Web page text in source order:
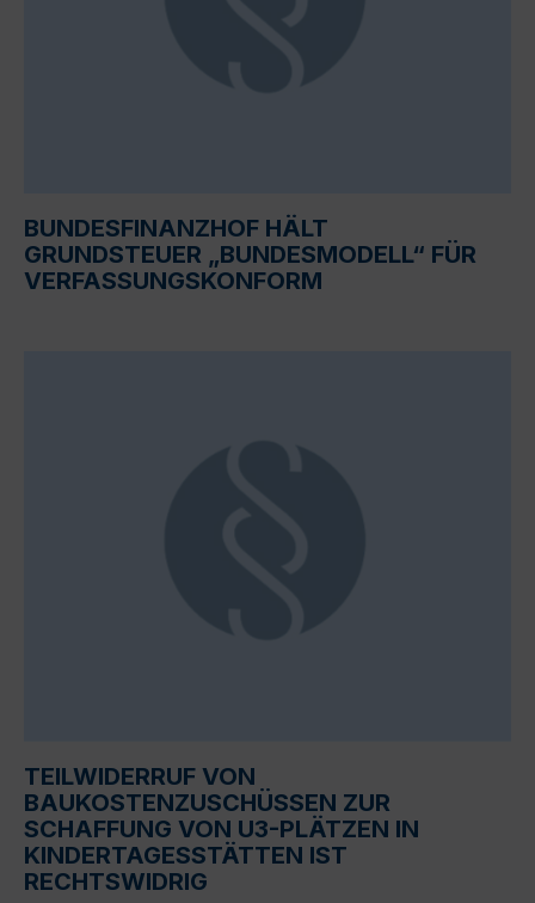
BUNDESFINANZHOF HÄLT
GRUNDSTEUER „BUNDESMODELL“ FÜR
VERFASSUNGSKONFORM
TEILWIDERRUF VON
BAUKOSTENZUSCHÜSSEN ZUR
SCHAFFUNG VON U3-PLÄTZEN IN
KINDERTAGESSTÄTTEN IST
RECHTSWIDRIG